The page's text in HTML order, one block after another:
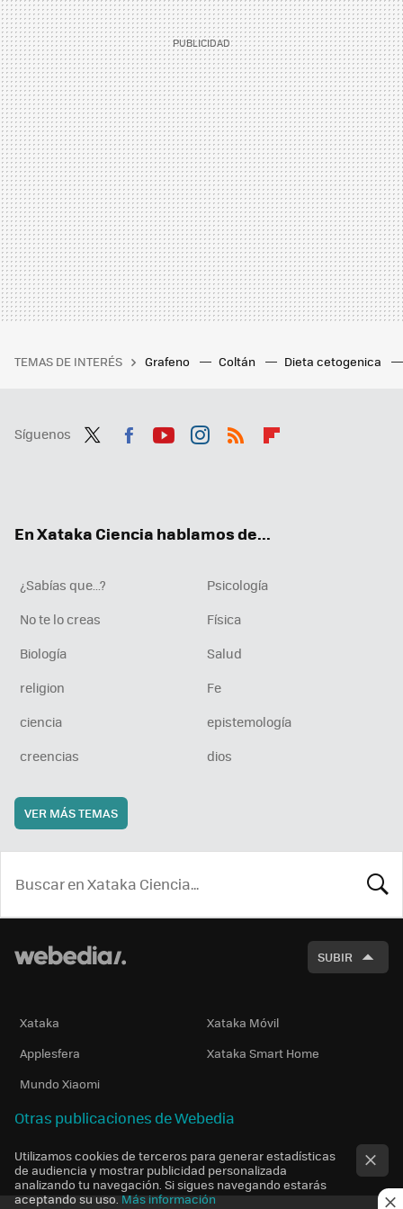
TEMAS DE INTERÉS Grafeno Coltán Dieta cetogenica
Síguenos
En Xataka Ciencia hablamos de...
¿Sabías que...?
Psicología
No te lo creas
Física
Biología
Salud
religion
Fe
ciencia
epistemología
creencias
dios
VER MÁS TEMAS
SUBIR
Xataka
Xataka Móvil
Applesfera
Xataka Smart Home
Mundo Xiaomi
Otras publicaciones de Webedia
Utilizamos cookies de terceros para generar estadísticas
de audiencia y mostrar publicidad personalizada
analizando tu navegación. Si sigues navegando estarás
aceptando su uso. Más información